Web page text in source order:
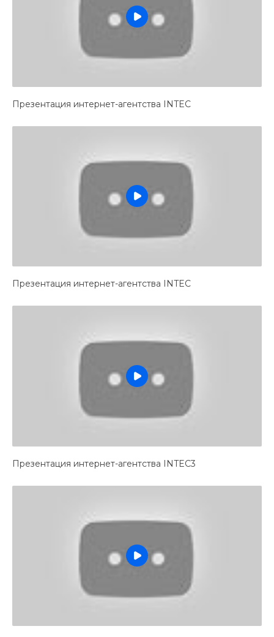
Презентация интернет-агентства INTEC
Презентация интернет-агентства INTEC
Презентация интернет-агентства INTEC3